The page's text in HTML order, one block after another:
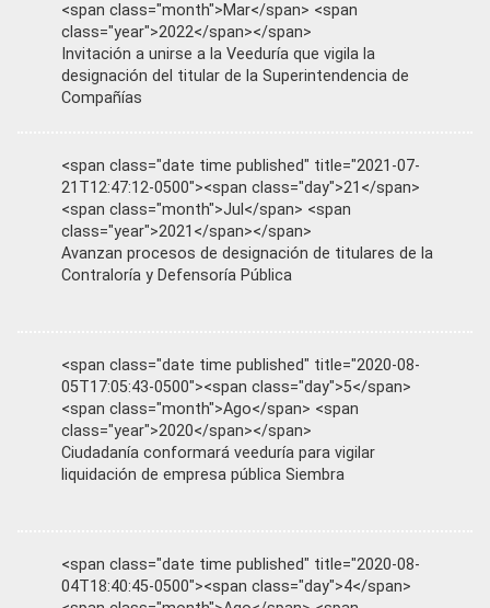
<span class="month">Mar</span> <span
class="year">2022</span></span>
Invitación a unirse a la Veeduría que vigila la
designación del titular de la Superintendencia de
Compañías
<span class="date time published" title="2021-07-
21T12:47:12-0500"><span class="day">21</span>
<span class="month">Jul</span> <span
class="year">2021</span></span>
Avanzan procesos de designación de titulares de la
Contraloría y Defensoría Pública
<span class="date time published" title="2020-08-
05T17:05:43-0500"><span class="day">5</span>
<span class="month">Ago</span> <span
class="year">2020</span></span>
Ciudadanía conformará veeduría para vigilar
liquidación de empresa pública Siembra
<span class="date time published" title="2020-08-
04T18:40:45-0500"><span class="day">4</span>